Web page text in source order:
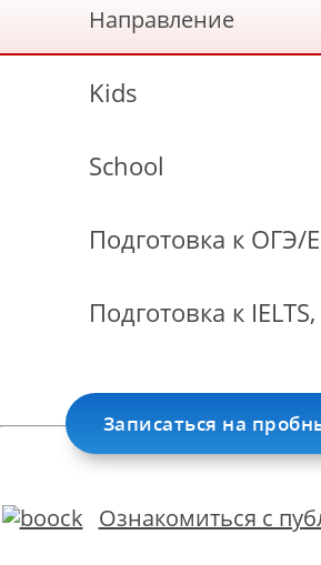
Направление
Kids
School
Подготовка к ОГЭ/
Подготовка к IELTS,
Записаться на
Ознакомиться с